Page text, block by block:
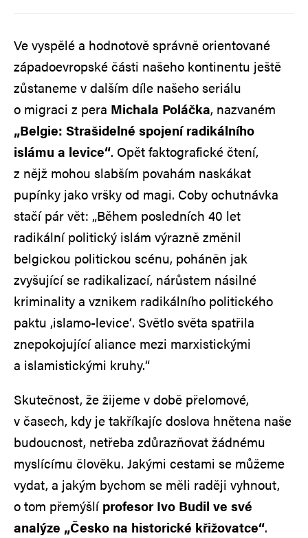
Ve vyspělé a hodnotově správně orientované
západoevropské části našeho kontinentu ještě
zůstaneme v dalším díle našeho seriálu
o migraci z pera Michala Poláčka, nazvaném
„Belgie: Strašidelné spojení radikálního
islámu a levice“. Opět faktografické čtení,
z nějž mohou slabším povahám naskákat
pupínky jako vršky od magi. Coby ochutnávka
stačí pár vět: „Během posledních 40 let
radikální politický islám výrazně změnil
belgickou politickou scénu, poháněn jak
zvyšující se radikalizací, nárůstem násilné
kriminality a vznikem radikálního politického
paktu ‚islamo-levice‘. Světlo světa spatřila
znepokojující aliance mezi marxistickými
a islamistickými kruhy.“
Skutečnost, že žijeme v době přelomové,
v časech, kdy je takříkajíc doslova hnětena naše
budoucnost, netřeba zdůrazňovat žádnému
myslícímu člověku. Jakými cestami se můžeme
vydat, a jakým bychom se měli raději vyhnout,
o tom přemýšlíprofesor Ivo Budil ve své
analýze „Česko na historické křižovatce“.